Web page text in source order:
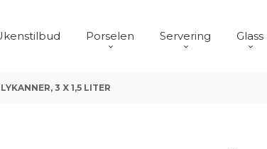
Porselen Servering Glass
3 X 1,5 LITER